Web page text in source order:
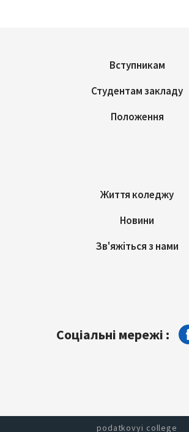
Вступникам
Студентам закладу
Положення
Життя коледжу
Новини
Зв'яжіться з нами
Соціальні мережі :
podatkovyi college